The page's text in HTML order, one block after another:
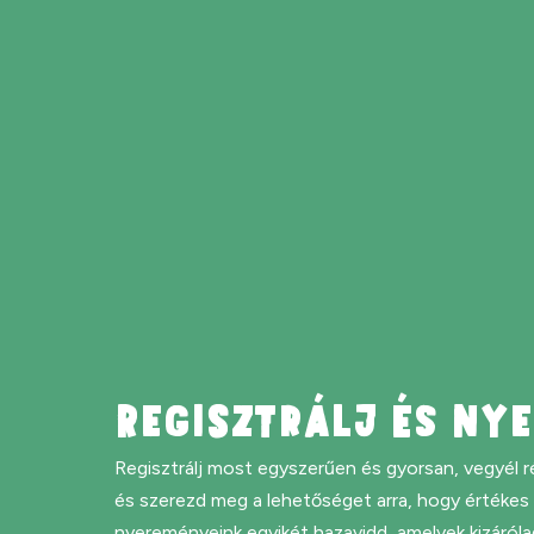
REGISZTRÁLJ ÉS
Regisztrálj most egyszerűen és gyorsan, vegyél
és szerezd meg a lehetőséget arra, hogy értékes